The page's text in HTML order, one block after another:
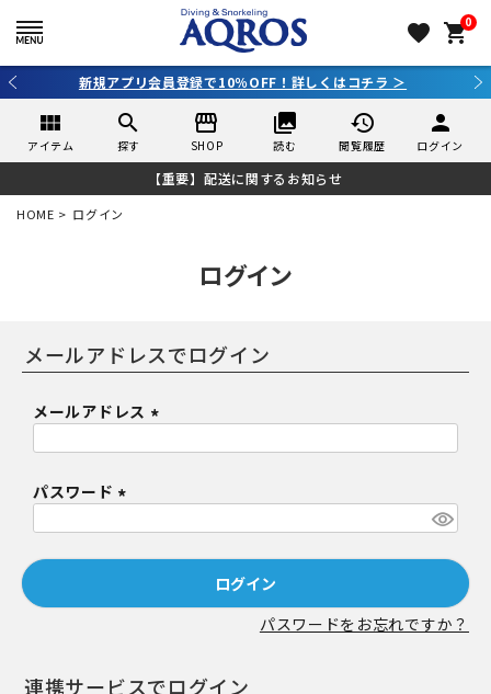
favorite 0
shopping_cart
新規アプリ会員登録で10％OFF！詳しくはコチラ ＞
view_module
アイテム
search
探す
storefront
SHOP
collections
読む
history
閲覧履歴
person
ログイン
【重要】配送に関するお知らせ
HOME ログイン
ログイン
メールアドレス
パスワード
ログイン
パスワードをお忘れですか？
連携サービスでログイン